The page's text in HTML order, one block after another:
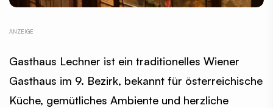
Gasthaus Lechner ist ein traditionelles Wiener
Gasthaus im 9. Bezirk, bekannt für österreichische
Küche, gemütliches Ambiente und herzliche